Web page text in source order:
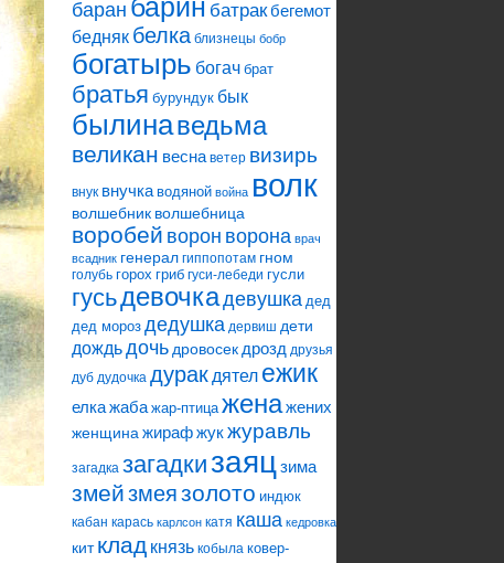
баран барин батракбегемот
бедняк белка близнецы бобр
богатырь богач брат
братья бурундук бык
былинаведьма
великан весна ветер визирь
внук внучка водяной война волк
волшебник волшебница
воробей ворон ворона врач
всадник генерал гиппопотам гном
голубь горох гриб гуси-лебеди гусли
гусьдевочкадевушка дед
дед мороз дедушка дервиш дети
дождьдочь дровосек дрозд друзья
дуб дудочка дурак дятел ежик
елкажаба жар-птица женажених
женщина жирафжукжуравль
загадка загадкизаяцзима
змейзмеязолото индюк
кабан карась карлсон катя каша кедровка
кит клад князь кобыла ковер-